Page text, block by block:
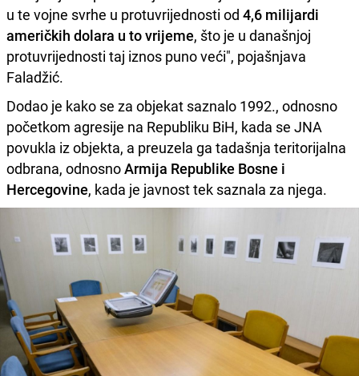
u te vojne svrhe u protuvrijednosti od 4,6 milijardi
američkih dolara u to vrijeme, što je u današnjoj
protuvrijednosti taj iznos puno veći", pojašnjava
Faladžić.
Dodao je kako se za objekat saznalo 1992., odnosno
početkom agresije na Republiku BiH, kada se JNA
povukla iz objekta, a preuzela ga tadašnja teritorijalna
odbrana, odnosnoArmija Republike Bosne i
Hercegovine, kada je javnost tek saznala za njega.